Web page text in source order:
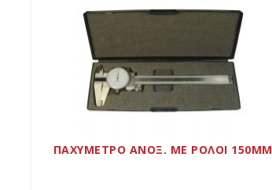
ΠΑΧΥΜΕΤΡΟ ΑΝΟΞ. ΜΕ ΡΟΛΟΙ 150MM